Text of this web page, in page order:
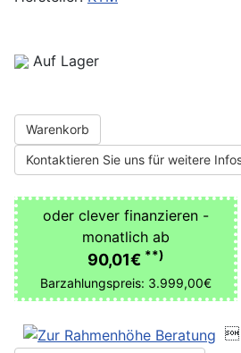
Auf Lager
Warenkorb
Kontaktieren Sie uns für weitere
oder clever finanzieren -
monatlich ab
90,01€ **)
Barzahlungspreis: 3.999,00€
